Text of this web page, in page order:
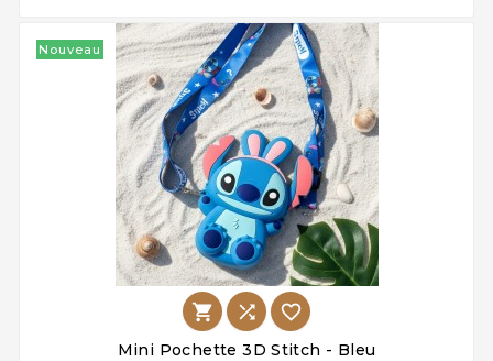
Nouveau
  
Mini Pochette 3D Stitch - Bleu